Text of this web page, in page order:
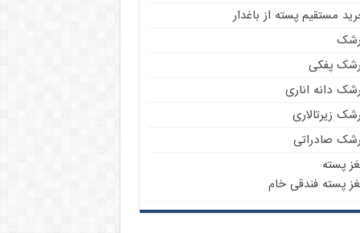
مستقیم پسته از باغدار
پفکی
دانه اناری
زیرتالاری
صادراتی
پسته
پسته فندقی خام